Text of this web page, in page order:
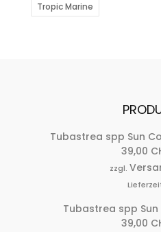
Tropic Marine
Tubastrea spp Sun
39,00
zzgl.
Tubastrea spp
39,00